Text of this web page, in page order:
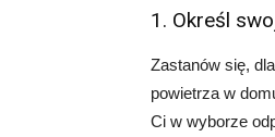
1. Określ
Zastanów się,
powietrza w
Ci w wyborze